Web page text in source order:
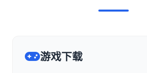
游戏下载